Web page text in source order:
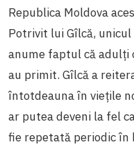
Republica Moldova
Potrivit lui Gîlcă,
anume faptul că adulți
au primit. Gîlcă a
întotdeauna în viețile
ar putea deveni la fel
fie repetată periodic în